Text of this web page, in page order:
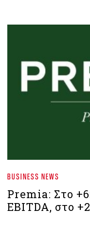
BUSINESS NEWS
Premia: Στο
EBITDA, στο